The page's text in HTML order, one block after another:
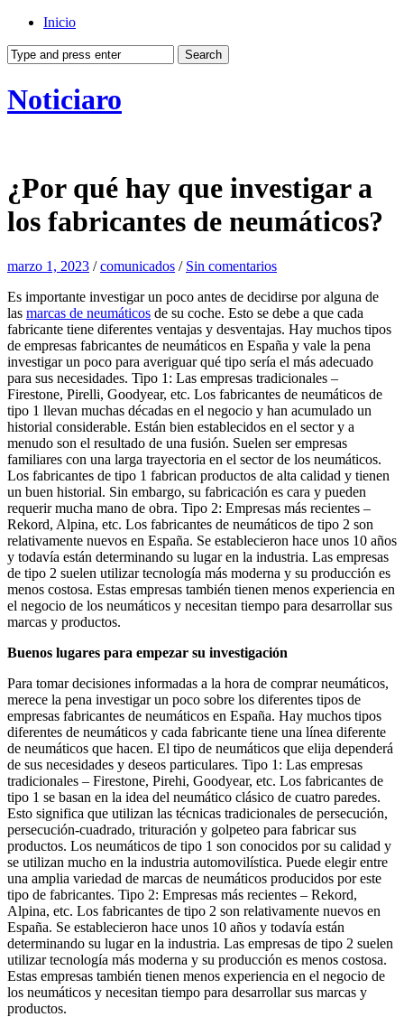
Inicio
Noticiaro
¿Por qué hay que investigar a
los fabricantes de neumáticos?
marzo 1, 2023 /comunicados / Sin comentarios
Es importante investigar un poco antes de decidirse por alguna de
las marcas de neumáticos de su coche. Esto se debe a que cada
fabricante tiene diferentes ventajas y desventajas. Hay muchos tipos
de empresas fabricantes de neumáticos en España y vale la pena
investigar un poco para averiguar qué tipo sería el más adecuado
para sus necesidades. Tipo 1: Las empresas tradicionales –
Firestone, Pirelli, Goodyear, etc. Los fabricantes de neumáticos de
tipo 1 llevan muchas décadas en el negocio y han acumulado un
historial considerable. Están bien establecidos en el sector y a
menudo son el resultado de una fusión. Suelen ser empresas
familiares con una larga trayectoria en el sector de los neumáticos.
Los fabricantes de tipo 1 fabrican productos de alta calidad y tienen
un buen historial. Sin embargo, su fabricación es cara y pueden
requerir mucha mano de obra. Tipo 2: Empresas más recientes –
Rekord, Alpina, etc. Los fabricantes de neumáticos de tipo 2 son
relativamente nuevos en España. Se establecieron hace unos 10 años
y todavía están determinando su lugar en la industria. Las empresas
de tipo 2 suelen utilizar tecnología más moderna y su producción es
menos costosa. Estas empresas también tienen menos experiencia en
el negocio de los neumáticos y necesitan tiempo para desarrollar sus
marcas y productos.
Buenos lugares para empezar su investigación
Para tomar decisiones informadas a la hora de comprar neumáticos,
merece la pena investigar un poco sobre los diferentes tipos de
empresas fabricantes de neumáticos en España. Hay muchos tipos
diferentes de neumáticos y cada fabricante tiene una línea diferente
de neumáticos que hacen. El tipo de neumáticos que elija dependerá
de sus necesidades y deseos particulares. Tipo 1: Las empresas
tradicionales – Firestone, Pirehi, Goodyear, etc. Los fabricantes de
tipo 1 se basan en la idea del neumático clásico de cuatro paredes.
Esto significa que utilizan las técnicas tradicionales de persecución,
persecución-cuadrado, trituración y golpeteo para fabricar sus
productos. Los neumáticos de tipo 1 son conocidos por su calidad y
se utilizan mucho en la industria automovilística. Puede elegir entre
una amplia variedad de marcas de neumáticos producidos por este
tipo de fabricantes. Tipo 2: Empresas más recientes – Rekord,
Alpina, etc. Los fabricantes de tipo 2 son relativamente nuevos en
España. Se establecieron hace unos 10 años y todavía están
determinando su lugar en la industria. Las empresas de tipo 2 suelen
utilizar tecnología más moderna y su producción es menos costosa.
Estas empresas también tienen menos experiencia en el negocio de
los neumáticos y necesitan tiempo para desarrollar sus marcas y
productos.